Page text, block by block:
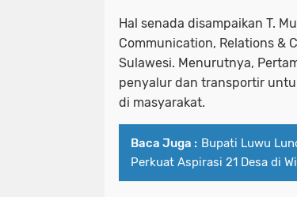
Hal senada disampaikan T.
Communication, Relations &
Sulawesi. Menurutnya,
penyalur dan transportir
di masyarakat.
Baca Juga : Bupati Luwu
Perkuat Aspirasi 21 Desa di